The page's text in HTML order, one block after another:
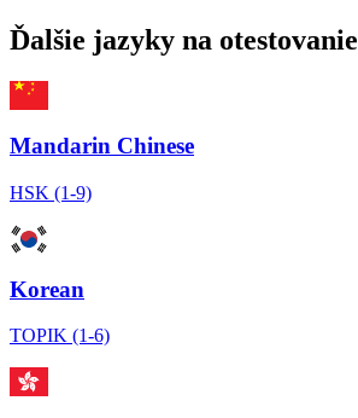
Ďalšie jazyky na otestovanie
Mandarin Chinese
HSK (1-9)
Korean
TOPIK (1-6)